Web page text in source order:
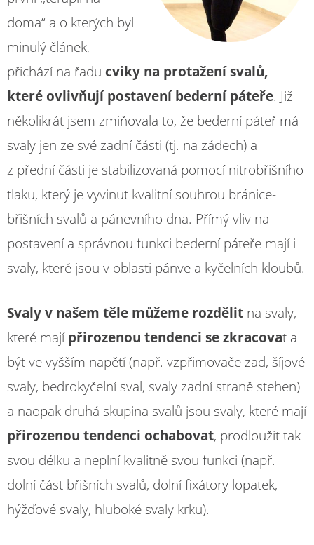
doma“ a o kterých byl
minulý článek,
přichází na řadu cviky na protažení svalů,
které ovlivňují postavení bederní páteře. Již
několikrát jsem zmiňovala to, že bederní páteř má
svaly jen ze své zadní části (tj. na zádech) a
z přední části je stabilizovaná pomocí nitrobřišního
tlaku, který je vyvinut kvalitní souhrou bránice-
břišních svalů a pánevního dna. Přímý vliv na
postavení a správnou funkci bederní páteře mají i
svaly, které jsou v oblasti pánve a kyčelních kloubů.
Svaly v našem těle můžeme rozdělit na svaly,
které majípřirozenou tendenci se zkracovat a
být ve vyšším napětí (např. vzpřimovače zad, šíjové
svaly, bedrokyčelní sval, svaly zadní straně stehen)
a naopak druhá skupina svalů jsou svaly, které mají
přirozenou tendenci ochabovat, prodloužit tak
svou délku a neplní kvalitně svou funkci (např.
dolní část břišních svalů, dolní fixátory lopatek,
hýžďové svaly, hluboké svaly krku).